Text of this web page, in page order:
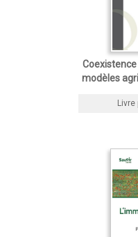
modèles
Livre